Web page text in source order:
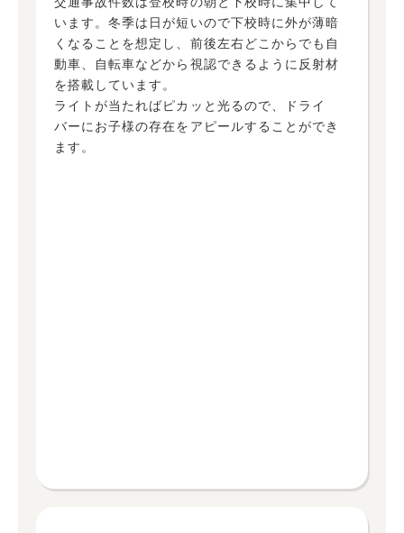
います。冬季は日が短いので下校時に外が薄暗
くなることを想定し、前後左右どこからでも自
動車、自転車などから視認できるように反射材
を搭載しています。
ライトが当たればピカッと光るので、ドライ
バーにお子様の存在をアピールすることができ
ます。